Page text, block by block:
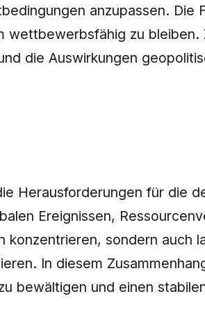
anzupassen. Die
zu
die Auswirkungen
Herausforderungen für die
Ereignissen,
sondern
In diesem
bewältigen und einen